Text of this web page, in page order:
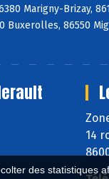
des statistiques
Marigny-Brizay,
Buxerolles, 86550
14